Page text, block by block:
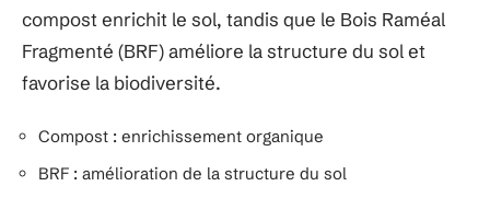
compost enrichit le sol, tandis que le Bois Raméal
Fragmenté (BRF) améliore la structure du sol et
favorise la biodiversité.
Compost : enrichissement organique
BRF : amélioration de la structure du sol